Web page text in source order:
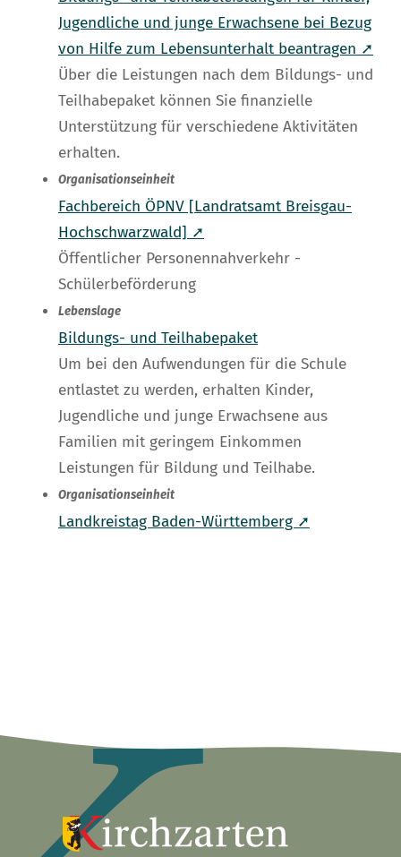
Jugendliche und junge Erwachsene bei Bezug
von Hilfe zum Lebensunterhalt beantragen ➚
Über die Leistungen nach dem Bildungs- und
Teilhabepaket können Sie finanzielle
Unterstützung für verschiedene Aktivitäten
erhalten.
Organisationseinheit
Fachbereich ÖPNV [Landratsamt Breisgau-
Hochschwarzwald] ➚
Öffentlicher Personennahverkehr -
Schülerbeförderung
Lebenslage
Bildungs- und Teilhabepaket
Um bei den Aufwendungen für die Schule
entlastet zu werden, erhalten Kinder,
Jugendliche und junge Erwachsene aus
Familien mit geringem Einkommen
Leistungen für Bildung und Teilhabe.
Organisationseinheit
Landkreistag Baden-Württemberg ➚